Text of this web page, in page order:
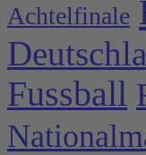
Achtelfinale
Fussball